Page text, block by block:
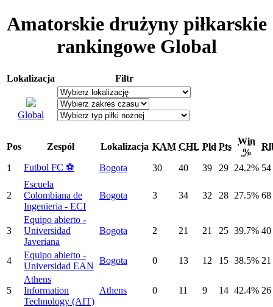
Amatorskie drużyny piłkarskie
rankingowe Global
Lokalizacja Filtr
Global
Pos Zespół Lokalizacja KAM CHL Pld Pts
Win
%
1 Futbol FC ⚽️ Bogota 30 40 39 29 24.2% 54
2
Escuela
Colombiana de
Ingenieria - ECI
Bogota 3 34 32 28 27.5% 68
3
Equipo abierto -
Universidad
Javeriana
Bogota 2 21 21 25 39.7% 40
4
Equipo abierto -
Universidad EAN
Bogota 0 13 12 15 38.5% 21
5
Athens
Information
Technology (AIT)
Athens 0 11 9 14 42.4% 26